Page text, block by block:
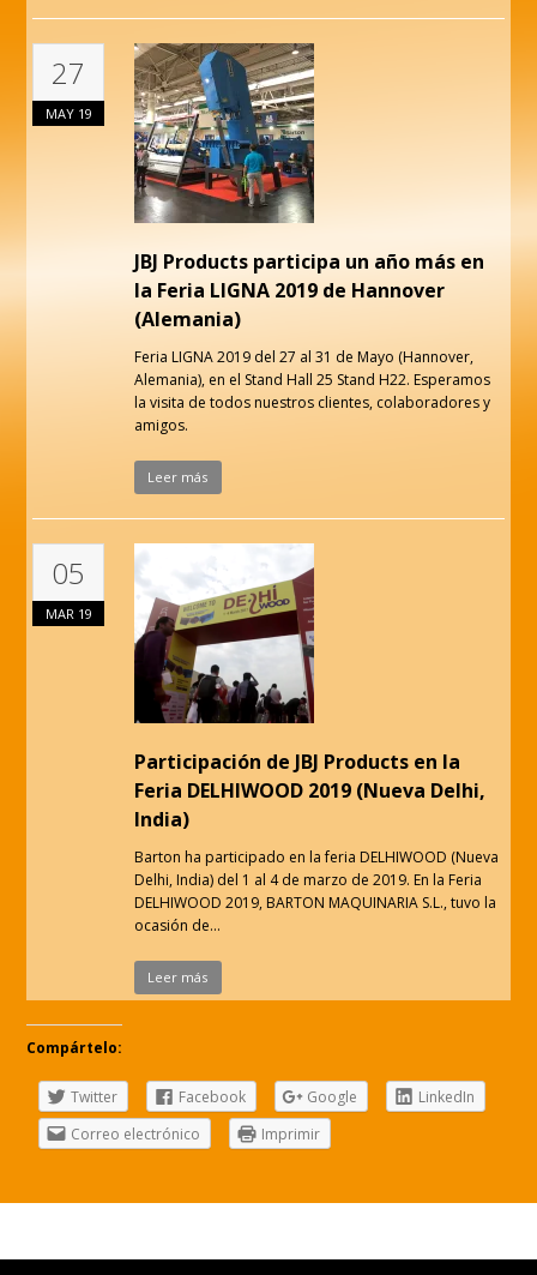
27
MAY 19
JBJ Products participa un año más en
la Feria LIGNA 2019 de Hannover
(Alemania)
Feria LIGNA 2019 del 27 al 31 de Mayo (Hannover,
Alemania), en el Stand Hall 25 Stand H22. Esperamos
la visita de todos nuestros clientes, colaboradores y
amigos.
Leer más
05
MAR 19
Participación de JBJ Products en la
Feria DELHIWOOD 2019 (Nueva Delhi,
India)
Barton ha participado en la feria DELHIWOOD (Nueva
Delhi, India) del 1 al 4 de marzo de 2019. En la Feria
DELHIWOOD 2019, BARTON MAQUINARIA S.L., tuvo la
ocasión de…
Leer más
Compártelo:
Twitter Facebook Google
LinkedIn
Correo electrónico
Imprimir